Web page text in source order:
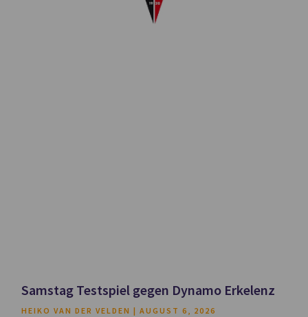
Samstag Testspiel gegen Dynamo Erkelenz
HEIKO VAN DER VELDEN AUGUST 6, 2026